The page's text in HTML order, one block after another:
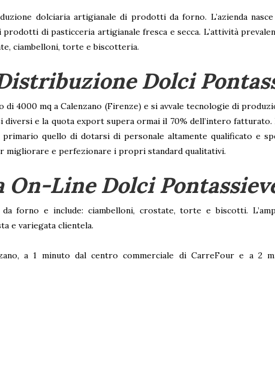
dolciaria artigianale di prodotti da forno. L’azienda
di pasticceria artigianale fresca e secca. L’attività
ciambelloni, torte e biscotteria.
Dolci
di 4000 mq a Calenzano (Firenze) e si avvale tecnologie di
e la quota export supera ormai il 70% dell’intero
quello di dotarsi di personale altamente qualificato e
migliorare e perfezionare i propri standard qualitativi.
Line Dolci
forno e include: ciambelloni, crostate, torte e biscotti.
e variegata clientela.
a 1 minuto dal centro commerciale di CarreFour e a 2